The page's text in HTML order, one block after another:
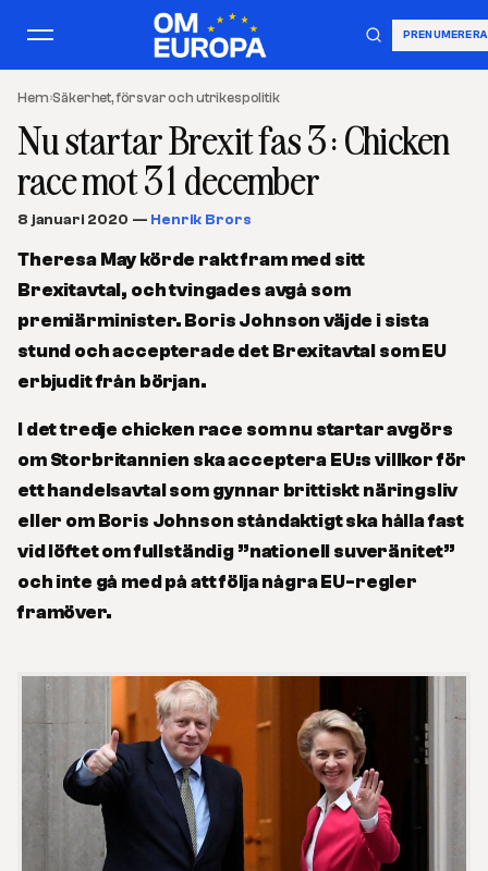
PRENUMERERA
Hem›Säkerhet, försvar och utrikespolitik
Nu startar Brexit fas 3: Chicken
race mot 31 december
8 januari 2020 — Henrik Brors
Theresa May körde rakt fram med sitt
Brexitavtal, och tvingades avgå som
premiärminister. Boris Johnson väjde i sista
stund och accepterade det Brexitavtal som EU
erbjudit från början.
I det tredje chicken race som nu startar avgörs
om Storbritannien ska acceptera EU:s villkor för
ett handelsavtal som gynnar brittiskt näringsliv
eller om Boris Johnson ståndaktigt ska hålla fast
vid löftet om fullständig ”nationell suveränitet”
och inte gå med på att följa några EU-regler
framöver.